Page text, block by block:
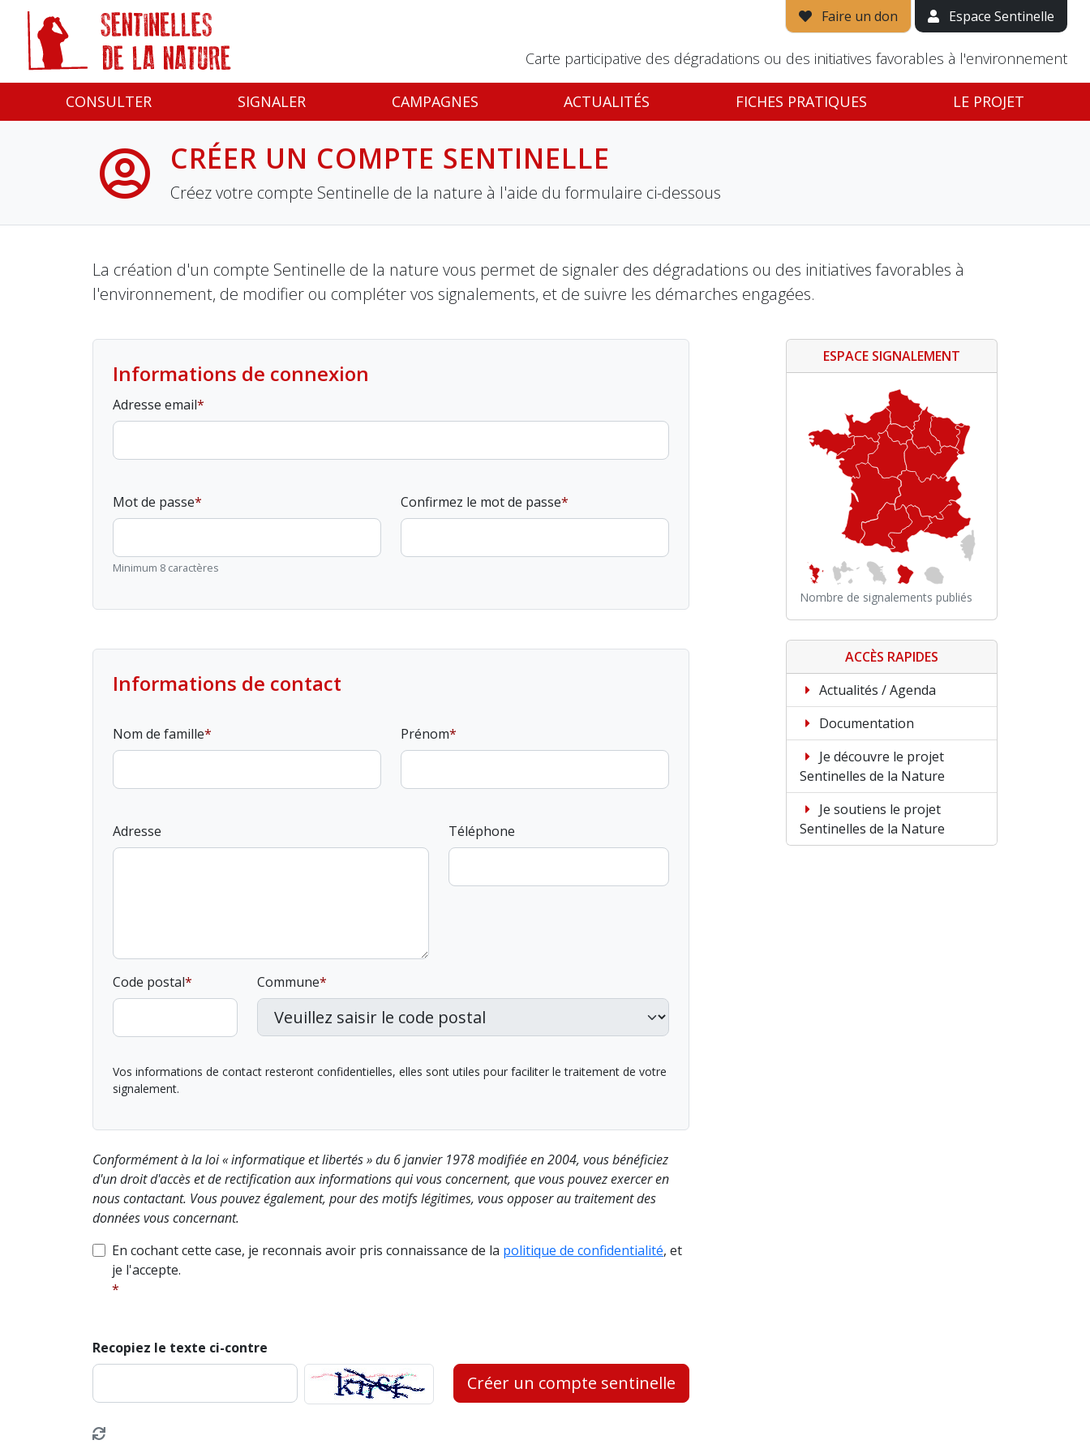
Faire un don Espace Sentinelle
Carte participative des dégradations ou des initiatives favorables à l'environnement
CONSULTER SIGNALER CAMPAGNES ACTUALITÉS FICHES PRATIQUES LE PROJET
CRÉER UN COMPTE SENTINELLE
Créez votre compte Sentinelle de la nature à l'aide du formulaire ci-dessous
La création d'un compte Sentinelle de la nature vous permet de signaler des dégradations ou des initiatives favorables à
l'environnement, de modifier ou compléter vos signalements, et de suivre les démarches engagées.
Informations de connexion
Adresse email
Mot de passe
Minimum 8 caractères
Confirmez le mot de passe
Informations de contact
Nom de famille Prénom
Adresse Téléphone
Code postal Commune
Vos informations de contact resteront confidentielles, elles sont utiles pour faciliter le traitement de votre
signalement.
Conformément à la loi « informatique et libertés » du 6 janvier 1978 modifiée en 2004, vous bénéficiez
d'un droit d'accès et de rectification aux informations qui vous concernent, que vous pouvez exercer en
nous contactant. Vous pouvez également, pour des motifs légitimes, vous opposer au traitement des
données vous concernant.
En cochant cette case, je reconnais avoir pris connaissance de la politique de confidentialité, et
je l'accepte.
Recopiez le texte ci-contre
Créer un compte sentinelle
ESPACE SIGNALEMENT
Nombre de signalements publiés
ACCÈS RAPIDES
Actualités / Agenda
Documentation
Je découvre le projet
Sentinelles de la Nature
Je soutiens le projet
Sentinelles de la Nature
Panneau de gestion des cookies